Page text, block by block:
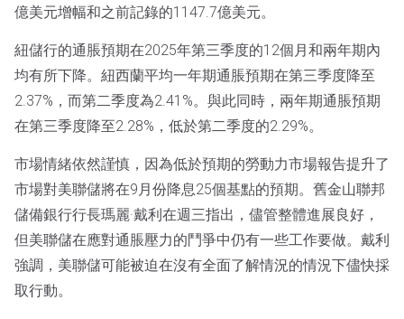
億美元增幅和之前記錄的1147.7億美元。
紐儲行的通脹預期在2025年第三季度的12個月和兩年期內
均有所下降。紐西蘭平均一年期通脹預期在第三季度降至
2.37%，而第二季度為2.41%。與此同時，兩年期通脹預期
在第三季度降至2.28%，低於第二季度的2.29%。
市場情緒依然謹慎，因為低於預期的勞動力市場報告提升了
市場對美聯儲將在9月份降息25個基點的預期。舊金山聯邦
儲備銀行行長瑪麗·戴利在週三指出，儘管整體進展良好，
但美聯儲在應對通脹壓力的鬥爭中仍有一些工作要做。戴利
強調，美聯儲可能被迫在沒有全面了解情況的情況下儘快採
取行動。